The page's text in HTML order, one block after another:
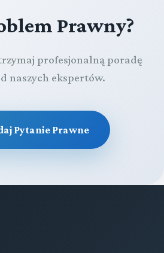
Prawny?
profesjonalną poradę
naszych ekspertów.
Pytanie Prawne